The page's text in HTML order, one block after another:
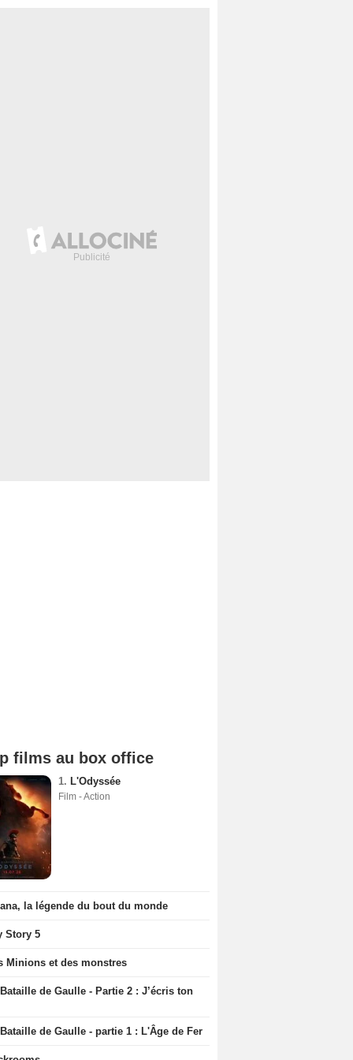
films au box office
1. L'Odyssée
Film - Action
la légende du bout du monde
Story 5
Minions et des monstres
de Gaulle - Partie 2 : J’écris ton
de Gaulle - partie 1 : L'Âge de Fer